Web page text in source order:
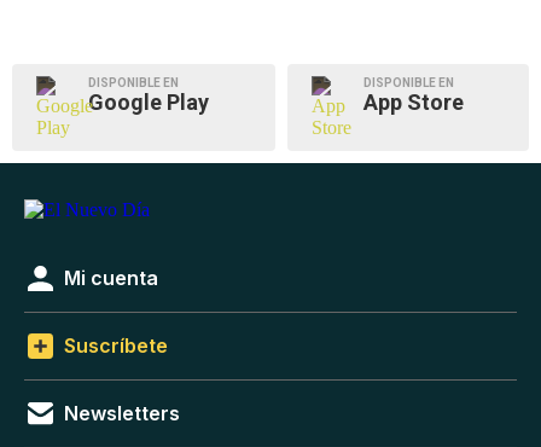
DISPONIBLE EN
Google Play
DISPONIBLE EN
App Store
Mi cuenta
Suscríbete
Newsletters